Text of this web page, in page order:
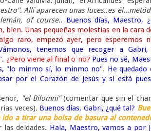
Allí aparecen unas luces..es
of course.. Buenos días, Maestro,
bien. Unas pequeñas molestias en la cara
raro, empezó ayer, pero esperemos
tenemos que recoger a
¿Pero viene al final o no? Pues no sé,
"lo minmo sí, lo minmo no". He quedado
por el Corazón de Jesús y si está
"el Bilomni"(comentar que sin el
veces). Buenos días, Gabri, ¿qué tal?
a tirar una bolsa de basura al
deidades. Hala, Maestro, vamos a por